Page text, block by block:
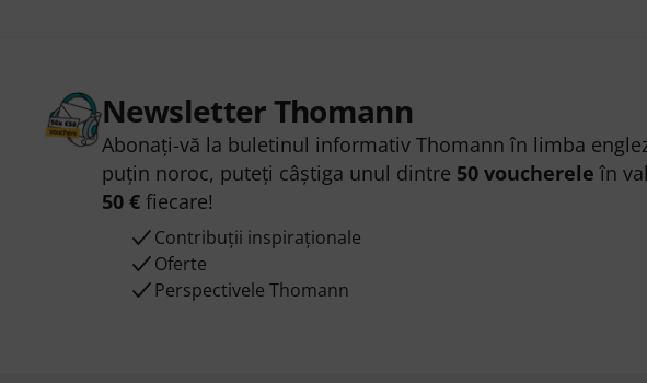
Newsletter Thomann
Abonați-vă la buletinul informativ Thomann în limba
puțin noroc, puteți câștiga unul dintre 50 voucherele în
50 €fiecare!
Contribuții inspiraționale
Oferte
Perspectivele Thomann